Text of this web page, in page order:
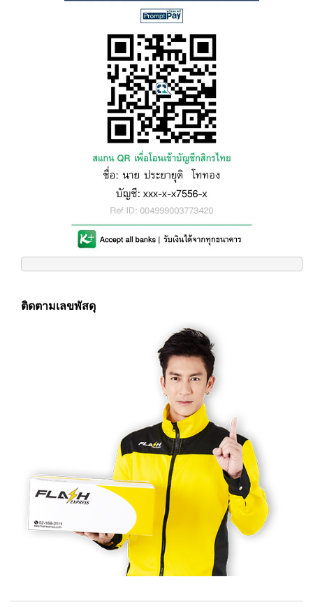
ติดตามเลขพัสดุ